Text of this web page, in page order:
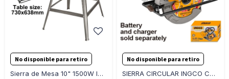
No disponible para retiro
Sierra de Mesa 10" 1500W Ingco TS150078
No disponible para retiro
SIERRA CIRCULAR INGCO CSLI1851 20V BATERIA P20S 185MM